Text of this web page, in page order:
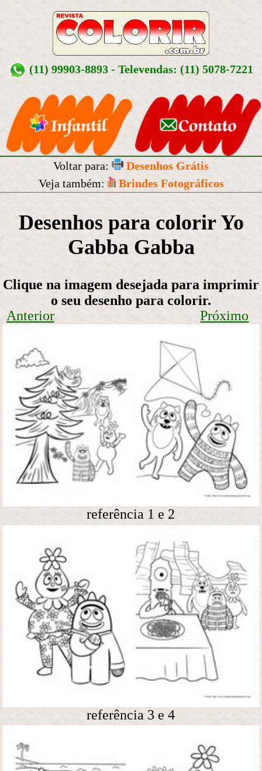
(11) 99903-8893 - Televendas: (11) 5078-7221
Voltar para:
Desenhos Grátis
Veja também:
Brindes Fotográficos
Desenhos para colorir Yo
Gabba Gabba
Clique na imagem desejada para imprimir
o seu desenho para colorir.
Anterior
Próximo
referência 1 e 2
referência 3 e 4